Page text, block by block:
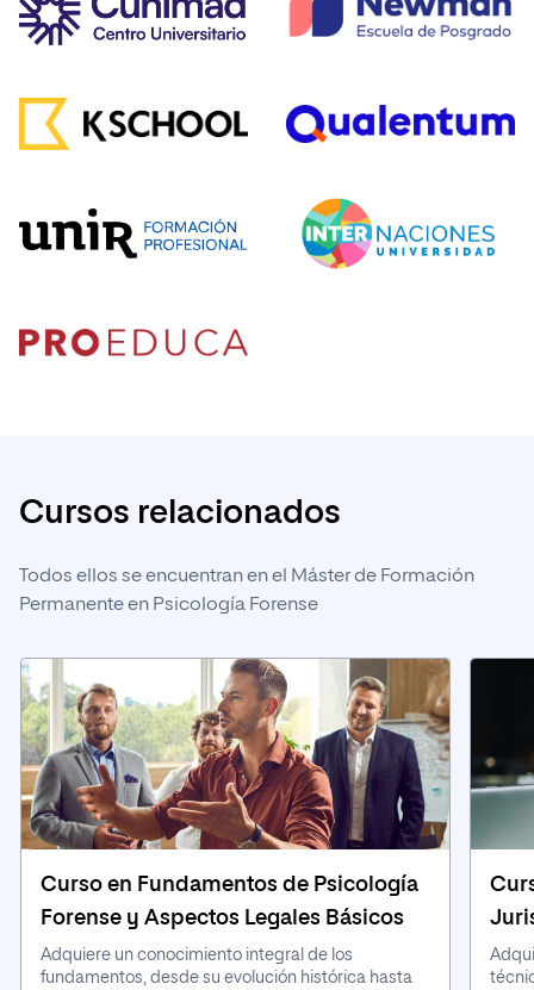
Cursos relacionados
Todos ellos se encuentran en el Máster de Formación
Permanente en Psicología Forense
Curso en Fundamentos de Psicología
Forense y Aspectos Legales Básicos
Adquiere un conocimiento integral de los
fundamentos, desde su evolución histórica hasta